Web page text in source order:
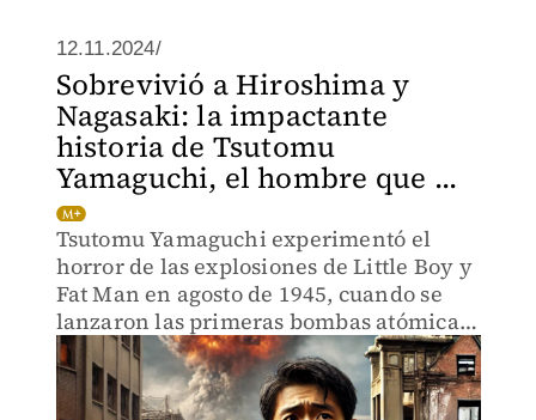
12.11.2024/
Sobrevivió a Hiroshima y
Nagasaki: la impactante
historia de Tsutomu
Yamaguchi, el hombre que ...
Tsutomu Yamaguchi experimentó el
horror de las explosiones de Little Boy y
Fat Man en agosto de 1945, cuando se
lanzaron las primeras bombas atómicas
de la historia.